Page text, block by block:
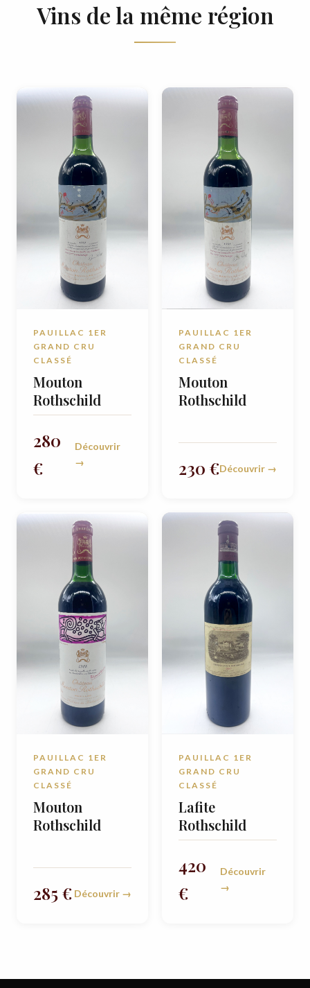
Vins de la même région
PAUILLAC 1ER
GRAND CRU
CLASSÉ
Mouton
Rothschild
280
€
Découvrir
→
PAUILLAC 1ER
GRAND CRU
CLASSÉ
Mouton
Rothschild
230 €Découvrir →
PAUILLAC 1ER
GRAND CRU
CLASSÉ
Mouton
Rothschild
285 € Découvrir →
PAUILLAC 1ER
GRAND CRU
CLASSÉ
Lafite
Rothschild
420
€
Découvrir
→